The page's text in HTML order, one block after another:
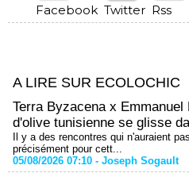
Facebook Twitter Rss
A LIRE SUR ECOLOCHIC
Terra Byzacena x Emmanuel
d'olive tunisienne se glisse
Il y a des rencontres qui n'auraient
précisément pour cett...
05/08/2026 07:10 - Joseph Sogault